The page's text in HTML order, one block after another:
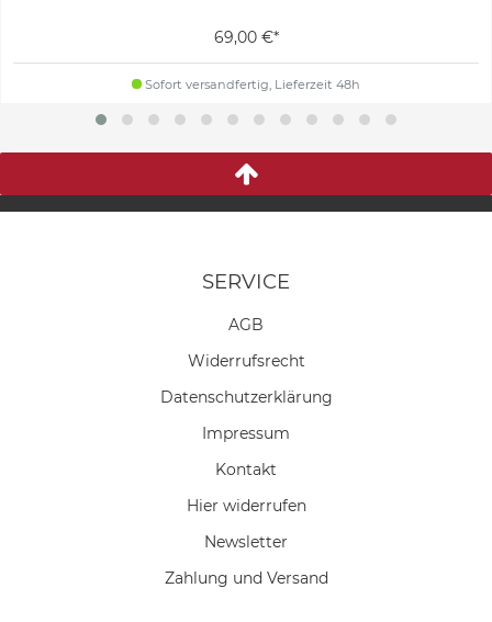
69,00 €*
Sofort versandfertig, Lieferzeit 48h
SERVICE
AGB
Widerrufs­recht
Daten­schutz­erklärung
Impressum
Kontakt
Hier widerrufen
Newsletter
Zahlung und Versand